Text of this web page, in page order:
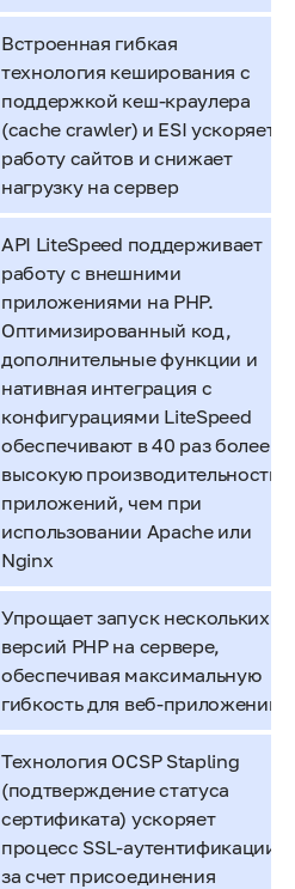
Встроенная гибкая
технология кеширования с
поддержкой кеш-краулера
(cache crawler) и ESI ускоряет
работу сайтов и снижает
нагрузку на сервер
API LiteSpeed поддерживает
работу с внешними
приложениями на PHP.
Оптимизированный код,
дополнительные функции и
нативная интеграция с
конфигурациями LiteSpeed
обеспечивают в 40 раз более
высокую производительность
приложений, чем при
использовании Apache или
Nginx
Упрощает запуск нескольких
версий PHP на сервере,
обеспечивая максимальную
гибкость для веб-приложений
Технология OCSP Stapling
(подтверждение статуса
сертификата) ускоряет
процесс SSL-аутентификации
за счет присоединения